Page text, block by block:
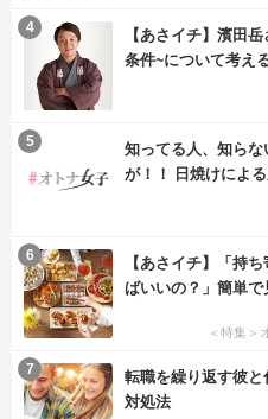
【あさイチ】濱田
条件~について考え
4
知ってる人、知ら
が！！ 日焼けによ
5
【あさイチ】「持
ばいいの？」簡単
＜特集＞
6
転職を繰り返す彼
対処法
7